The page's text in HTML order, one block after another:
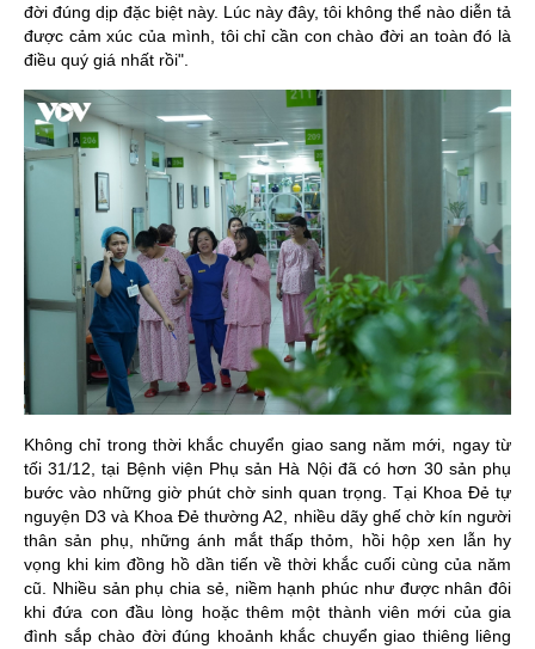
đời đúng dịp đặc biệt này. Lúc này đây, tôi không thể nào diễn tả
được cảm xúc của mình, tôi chỉ cần con chào đời an toàn đó là
điều quý giá nhất rồi".
Không chỉ trong thời khắc chuyển giao sang năm mới, ngay từ
tối 31/12, tại Bệnh viện Phụ sản Hà Nội đã có hơn 30 sản phụ
bước vào những giờ phút chờ sinh quan trọng. Tại Khoa Đẻ tự
nguyện D3 và Khoa Đẻ thường A2, nhiều dãy ghế chờ kín người
thân sản phụ, những ánh mắt thấp thỏm, hồi hộp xen lẫn hy
vọng khi kim đồng hồ dần tiến về thời khắc cuối cùng của năm
cũ. Nhiều sản phụ chia sẻ, niềm hạnh phúc như được nhân đôi
khi đứa con đầu lòng hoặc thêm một thành viên mới của gia
đình sắp chào đời đúng khoảnh khắc chuyển giao thiêng liêng